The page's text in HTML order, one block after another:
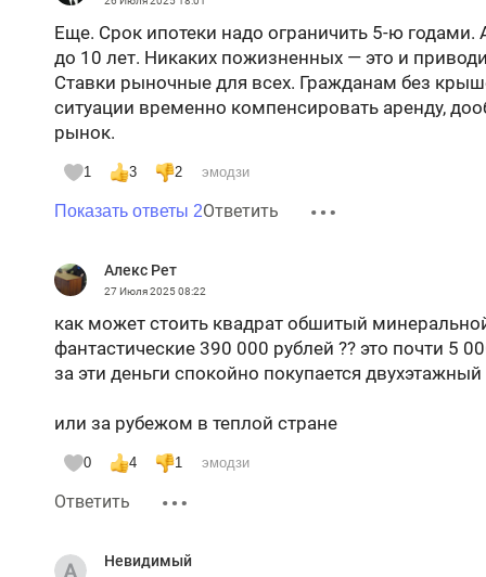
Еще. Срок ипотеки надо ограничить 5-ю
до 10 лет. Никаких пожизненных — это и
Ставки рыночные для всех. Гражданам без
ситуации временно компенсировать аренду,
рынок.
1 3 2 эмодзи
Показать ответы 2Ответить
Алекс Рет
27 Июля 202508:22
как может стоить квадрат обшитый
фантастические 390 000 рублей ?? это почти 5
за эти деньги спокойно покупается
или за рубежом в теплой стране
0 4 1 эмодзи
Ответить
Невидимый